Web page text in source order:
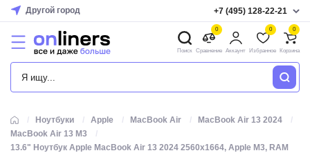
Другой город +7 (495) 128-22-21
КАТАЛОГ
Поиск
0
Сравнение Аккаунт
0
Избранное
0
Корзина
Ноутбуки Apple MacBook Air
MacBook Air 13 2024
MacBook Air 13 M3
13.6" Ноутбук Apple MacBook Air 13 2024 2560x1664, Apple M3, RAM